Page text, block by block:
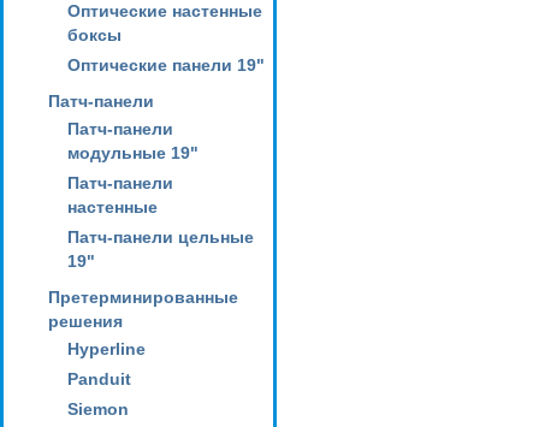
Оптические настенные
боксы
Оптические панели 19"
Патч-панели
Патч-панели
модульные 19"
Патч-панели
настенные
Патч-панели цельные
19"
Претерминированные
решения
Hyperline
Panduit
Siemon